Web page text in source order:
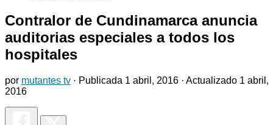
Contralor de Cundinamarca anuncia
auditorias especiales a todos los
hospitales
por mutantes tv · Publicada 1 abril, 2016 · Actualizado 1 abril,
2016